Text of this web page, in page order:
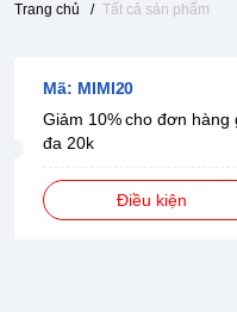
Trang chủ / Tất cả sản phẩm
Mã: MIMI20
Giảm 10% cho đơn hàng
đa 20k
Điều kiện